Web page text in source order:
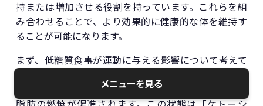
持または増加させる役割を持っています。これらを組
み合わせることで、より効果的に健康的な体を維持す
ることが可能になります。
まず、低糖質食事が運動に与える影響について考えて
ー源として糖質ではなく脂肪を利用し始めるため、体
メニューを見る